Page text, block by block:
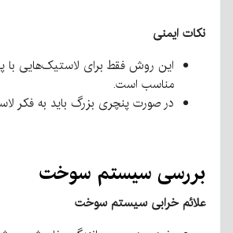
نکات ایمنی
این روش فقط برای لاستیک‌هایی
مناسب است.
در صورت پنچری بزرگ باید به فکر
بررسی سیستم سوخت
علائم خرابی سیستم سوخت